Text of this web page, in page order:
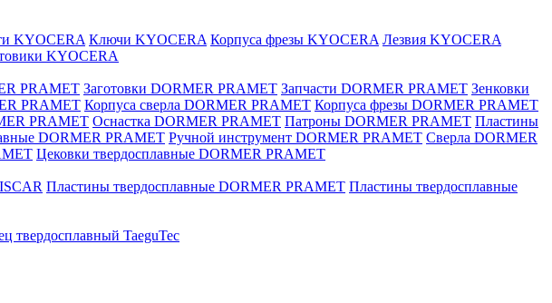
KYOCERA Ключи KYOCERA Корпуса фрезы KYOCERA Лезвия KYOCERA
KYOCERA
PRAMET Заготовки DORMER PRAMET Запчасти DORMER PRAMET Зенковки
PRAMET Корпуса сверла DORMER PRAMET Корпуса фрезы DORMER PRAMET
PRAMET Оснастка DORMER PRAMET Патроны DORMER PRAMET Пластины
DORMER PRAMET Ручной инструмент DORMER PRAMET Сверла DORMER
Цековки твердосплавные DORMER PRAMET
Пластины твердосплавные DORMER PRAMET Пластины твердосплавные
твердосплавный TaeguTec